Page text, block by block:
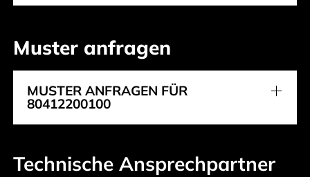
Muster anfragen
MUSTER ANFRAGEN FÜR
80412200100
Technische Ansprechpartner